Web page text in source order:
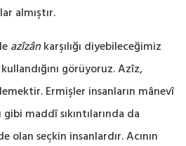
almıştır.‎
azîzânkarşılığı diyebileceğimiz
‎görüyoruz. Azîz,
Ermişler insanların mânevî
maddî sıkıntılarında da
olan seçkin insanlardır. Acının